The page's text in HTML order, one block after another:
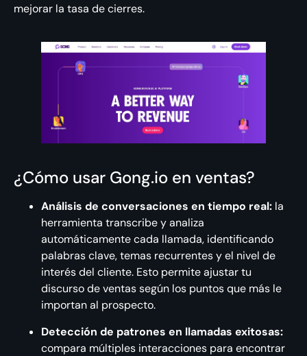
mejorar la tasa de cierres.
¿Cómo usar Gong.io en ventas?
Análisis de conversaciones en tiempo real: la
herramienta transcribe y analiza
automáticamente cada llamada, identificando
palabras clave, temas recurrentes y el nivel de
interés del cliente. Esto permite ajustar tu
discurso de ventas según los puntos que más le
importan al prospecto.
Detección de patrones en llamadas exitosas:
compara múltiples interacciones para encontrar